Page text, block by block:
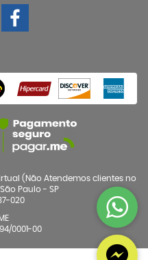
(Não Atendemos clientes no
Paulo - SP
020
0001-00